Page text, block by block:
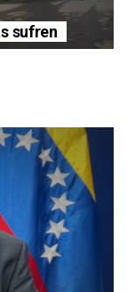
sufren